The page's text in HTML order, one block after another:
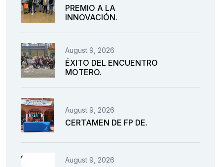
PREMIO A LA
INNOVACIÓN.
August 9, 2026
ÉXITO DEL ENCUENTRO
MOTERO.
August 9, 2026
CERTAMEN DE FP DE.
August 9, 2026